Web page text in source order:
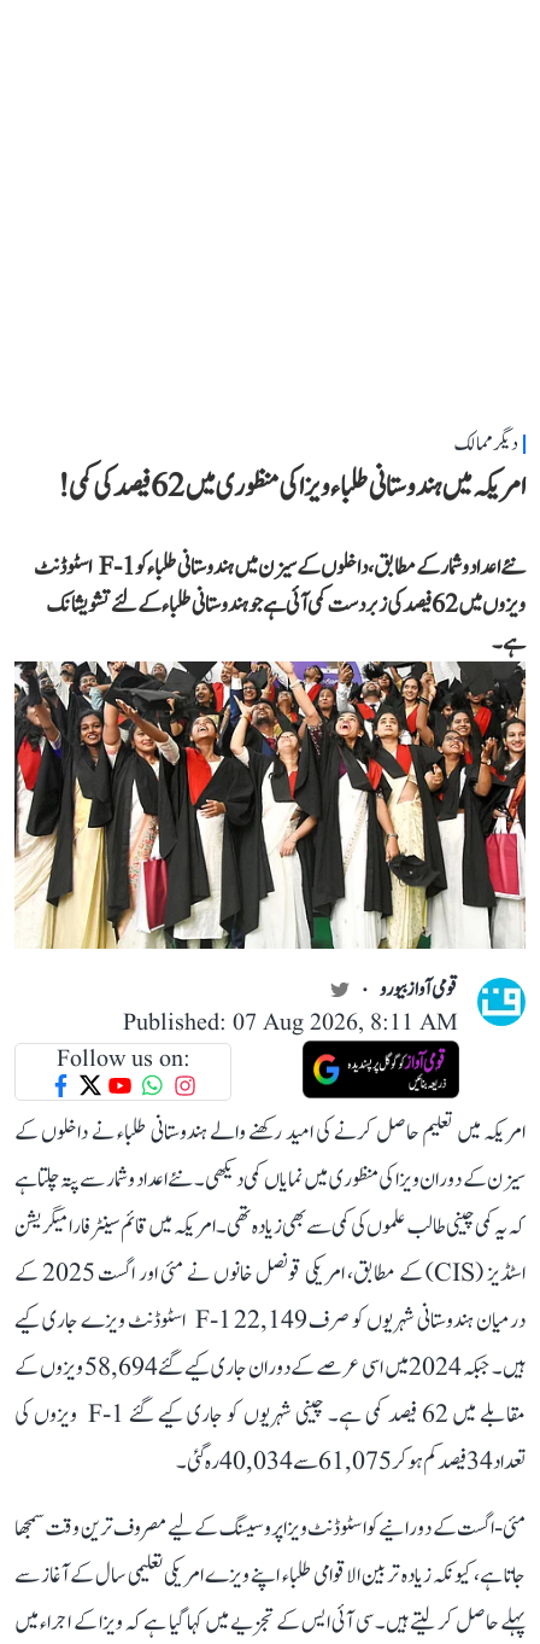
دیگر ممالک
امریکہ میں ہندوستانی طلباء ویزا کی منظوری میں 62 فیصد کی کمی!
نئے اعداد و شمار کے مطابق، داخلوں کے سیزن میں ہندوستانی طلباء کو F-1 اسٹوڈنٹ
ویزوں میں 62 فیصد کی زبردست کمی آئی ہے جو ہندوستانی طلباء کے لئے تشویشانک
ہے۔
قومی آواز بیورو
Published: 07 Aug 2026, 8:11 AM
Follow us on:
امریکہ میں تعلیم حاصل کرنے کی امید رکھنے والے ہندوستانی طلباء نے داخلوں کے
سیزن کے دوران ویزا کی منظوری میں نمایاں کمی دیکھی۔ نئے اعداد و شمار سے پتہ چلتا ہے
کہ یہ کمی چینی طالب علموں کی کمی سے بھی زیادہ تھی۔ امریکہ میں قائم سینٹر فار امیگریشن
اسٹڈیز (CIS) کے مطابق، امریکی قونصل خانوں نے مئی اور اگست 2025 کے
درمیان ہندوستانی شہریوں کو صرف 22,149 F-1 اسٹوڈنٹ ویزے جاری کیے
ہیں۔ جبکہ 2024 میں اسی عرصے کے دوران جاری کیے گئے 58,694 ویزوں کے
مقابلے میں 62 فیصد کمی ہے۔ چینی شہریوں کو جاری کیے گئے F-1 ویزوں کی
تعداد 34 فیصد کم ہو کر 61,075 سے 40,034 رہ گئی۔
مئی-اگست کے دورانیے کوا سٹوڈنٹ ویزا پروسیسنگ کے لیے مصروف ترین وقت سمجھا
جاتا ہے، کیونکہ زیادہ تر بین الاقوامی طلباء اپنے ویزے امریکی تعلیمی سال کے آغاز سے
پہلے حاصل کر لیتے ہیں۔ سی آئی ایس کے تجزیے میں کہا گیا ہے کہ ویزا کے اجراء میں